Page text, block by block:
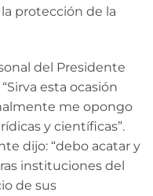
protección de la
del Presidente
esta ocasión
me opongo
y científicas”.
dijo: “debo acatar y
instituciones del
de sus